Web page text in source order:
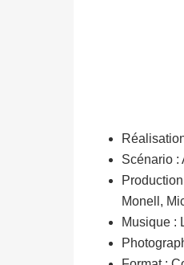
Scénario :
Monell,
Musique :